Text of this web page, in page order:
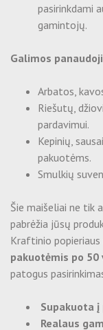
pasirinkdami
gamintojų.
Galimos
Arbatos,
Riešutų,
pardavimui.
Kepinių,
pakuotėms.
Smulkių
Šie maišeliai ne tik
pabrėžia jūsų
Kraftinio
pakuotėmis po 50
patogus
Supakuota
Realaus